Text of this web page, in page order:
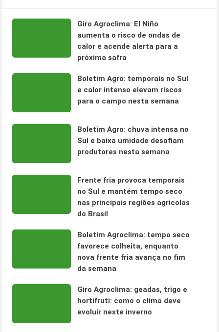
Giro Agroclima: El Niño
aumenta o risco de ondas de
calor e acende alerta para a
próxima safra
Boletim Agro: temporais no Sul
e calor intenso elevam riscos
para o campo nesta semana
Boletim Agro: chuva intensa no
Sul e baixa umidade desafiam
produtores nesta semana
Frente fria provoca temporais
no Sul e mantém tempo seco
nas principais regiões agrícolas
do Brasil
Boletim Agroclima: tempo seco
favorece colheita, enquanto
nova frente fria avança no fim
da semana
Giro Agroclima: geadas, trigo e
hortifruti: como o clima deve
evoluir neste inverno